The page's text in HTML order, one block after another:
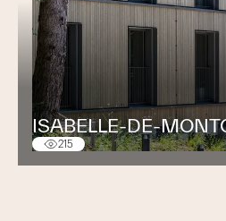
ISABELLE-DE-
215